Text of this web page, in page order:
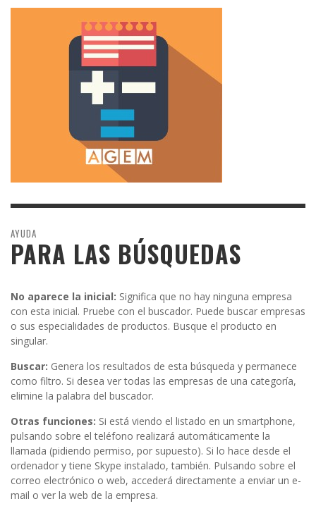
AYUDA
PARA LAS BÚSQUEDAS
No aparece la inicial: Significa que no hay ninguna empresa
con esta inicial. Pruebe con el buscador. Puede buscar empresas
o sus especialidades de productos. Busque el producto en
singular.
Buscar: Genera los resultados de esta búsqueda y permanece
como filtro. Si desea ver todas las empresas de una categoría,
elimine la palabra del buscador.
Otras funciones: Si está viendo el listado en un smartphone,
pulsando sobre el teléfono realizará automáticamente la
llamada (pidiendo permiso, por supuesto). Si lo hace desde el
ordenador y tiene Skype instalado, también. Pulsando sobre el
correo electrónico o web, accederá directamente a enviar un e-
mail o ver la web de la empresa.